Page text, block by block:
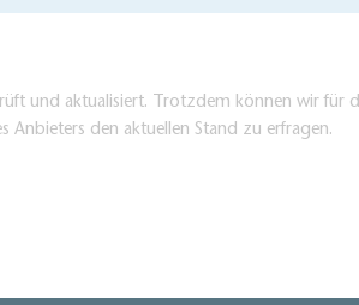
und aktualisiert. Trotzdem können wir für
Anbieters den aktuellen Stand zu erfragen.